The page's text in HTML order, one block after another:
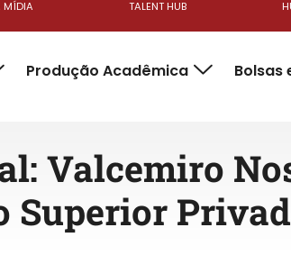
MÍDIA TALENT HUB
Produção Acadêmica Bolsas
Valcemiro
Superior